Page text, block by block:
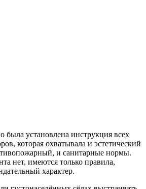
была установлена инструкция всех
которая охватывала и эстетический
и санитарные нормы.
нет, имеются только правила,
характер.